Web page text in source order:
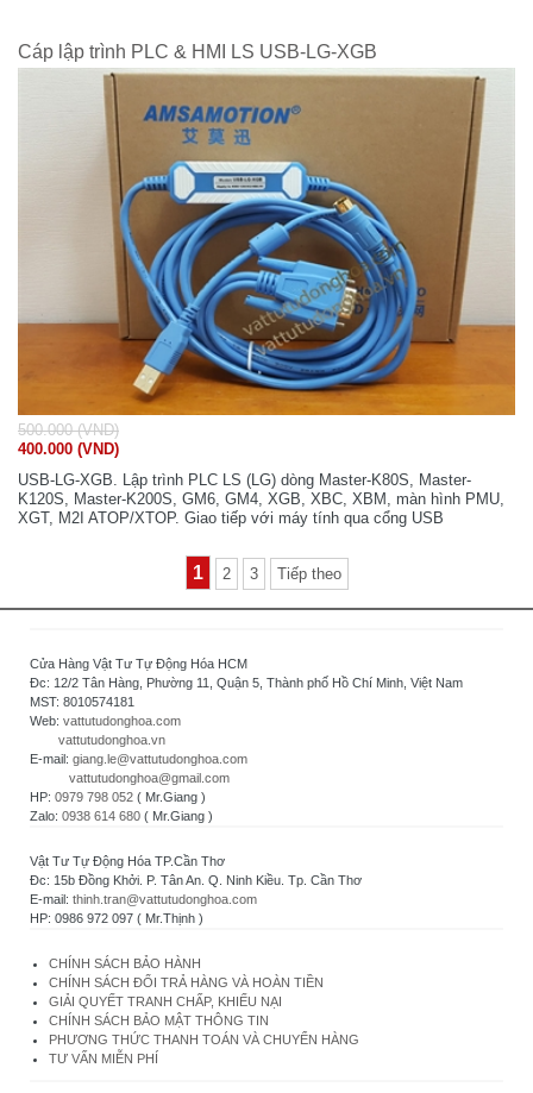
Cáp lập trình PLC & HMI LS USB-LG-XGB
500.000 (VND)
400.000 (VND)
USB-LG-XGB. Lập trình PLC LS (LG) dòng Master-K80S, Master-
K120S, Master-K200S, GM6, GM4, XGB, XBC, XBM, màn hình PMU,
XGT, M2I ATOP/XTOP. Giao tiếp với máy tính qua cổng USB
1 2 3 Tiếp theo
Cửa Hàng Vật Tư Tự Động Hóa HCM
Đc: 12/2 Tân Hàng, Phường 11, Quận 5, Thành phố Hồ Chí Minh, Việt Nam
MST: 8010574181
Web: vattutudonghoa.com
vattutudonghoa.vn
E-mail: giang.le@vattutudonghoa.com
vattutudonghoa@gmail.com
HP: 0979 798 052 ( Mr.Giang )
Zalo: 0938 614 680 ( Mr.Giang )
Vật Tư Tự Động Hóa TP.Cần Thơ
Đc: 15b Đồng Khởi. P. Tân An. Q. Ninh Kiều. Tp. Cần Thơ
E-mail: thinh.tran@vattutudonghoa.com
HP: 0986 972 097 ( Mr.Thịnh )
CHÍNH SÁCH BẢO HÀNH
CHÍNH SÁCH ĐỔI TRẢ HÀNG VÀ HOÀN TIỀN
GIẢI QUYẾT TRANH CHẤP, KHIẾU NẠI
CHÍNH SÁCH BẢO MẬT THÔNG TIN
PHƯƠNG THỨC THANH TOÁN VÀ CHUYỂN HÀNG
TƯ VẤN MIỄN PHÍ